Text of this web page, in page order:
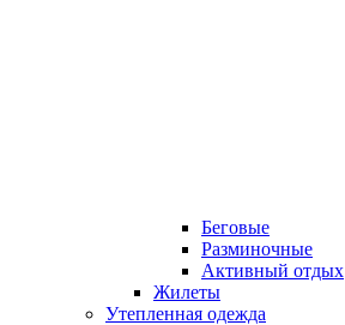
Беговые
Разминочные
Активный отдых
Жилеты
Утепленная одежда